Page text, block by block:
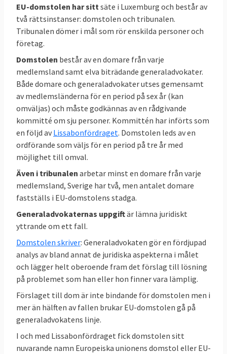
tjänstemän
21 september 2010Sverige förlorade
Överklagan för att upphäva EU-
kommissionens beslut och Tribunalens dom
att inte lämna ut viss inlaga som lämnats in
inför domstolsförhandling innan
förhandlingarna startat
18 december 2007Sverige vann
Överklagan för att upphäva EU-
kommissionens beslut och Tribunalens dom
att inte lämna ut viss handling från Tyskland
i miljöfråga
11 juli 2007Sverige vann Om
ogiltigförklaring av kommissionens direktiv
om växtskyddsmedel med ämnet parakvat
7 oktober 2004Sverige förlorade Bland
annat om att kartavgifterna inte fick dras av
inom ramen för stödet för jordbruksgrödor
EU-kommissionen stämmer Sverige 33-5,
2 delvis, 1 ogilligtförklarad
EU-domstolen har sitt säte i Luxemburg och består av
två rättsinstanser: domstolen och tribunalen.
Tribunalen dömer i mål som rör enskilda personer och
företag.
Domstolen består av en domare från varje
medlemsland samt elva biträdande generaladvokater.
Både domare och generaladvokater utses gemensamt
av medlemsländerna för en period på sex år (kan
omväljas) och måste godkännas av en rådgivande
kommitté om sju personer. Kommittén har införts som
en följd av Lissabonfördraget. Domstolen leds av en
ordförande som väljs för en period på tre år med
möjlighet till omval.
Även i tribunalen arbetar minst en domare från varje
medlemsland, Sverige har två, men antalet domare
fastställs i EU-domstolens stadga.
Generaladvokaternas uppgiftär lämna juridiskt
yttrande om ett fall.
Domstolen skriver: Generaladvokaten gör en fördjupad
analys av bland annat de juridiska aspekterna i målet
och lägger helt oberoende fram det förslag till lösning
på problemet som han eller hon finner vara lämplig.
Förslaget till dom är inte bindande för domstolen men i
mer än hälften av fallen brukar EU-domstolen gå på
generaladvokatens linje.
I och med Lissabonfördraget fick domstolen sitt
nuvarande namn Europeiska unionens domstol eller EU-